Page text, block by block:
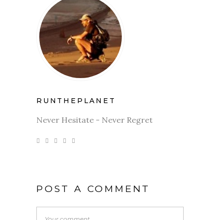
RUNTHEPLANET
Never Hesitate - Never Regret
POST A COMMENT